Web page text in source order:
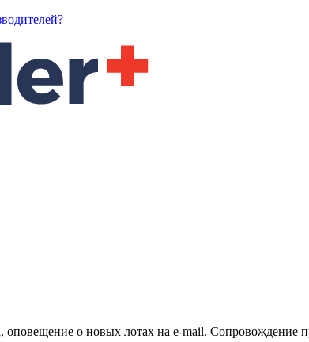
оповещение о новых лотах на e-mail. Сопровождение